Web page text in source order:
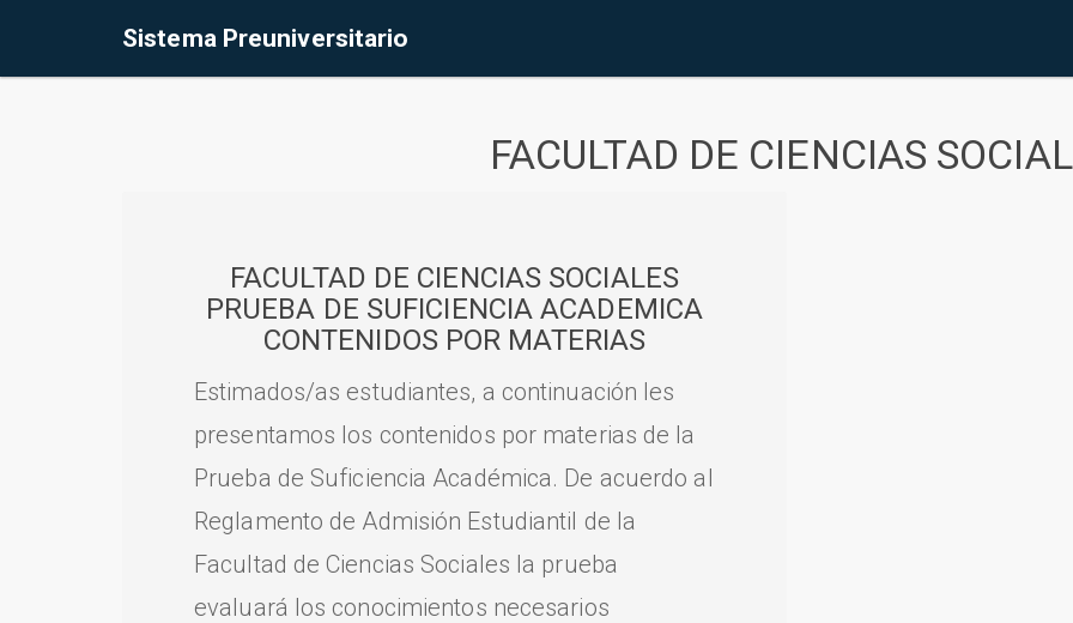
Sistema Preuniversitario
FACULTAD DE CIENCIAS
FACULTAD DE CIENCIAS SOCIALES
PRUEBA DE SUFICIENCIA ACADEMICA
CONTENIDOS POR MATERIAS
Estimados/as estudiantes, a continuación les
presentamos los contenidos por materias de la
Prueba de Suficiencia Académica. De acuerdo al
Reglamento de Admisión Estudiantil de la
Facultad de Ciencias Sociales la prueba
evaluará los conocimientos necesarios